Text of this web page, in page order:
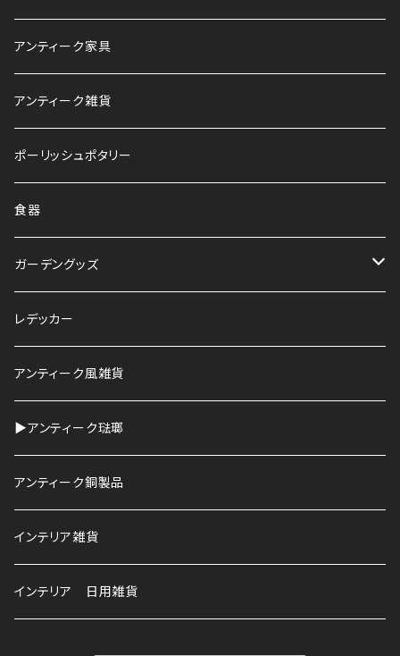
アンティーク家具
アンティーク雑貨
ポーリッシュポタリー
食器
ガーデングッズ
鉢
HAWS
レデッカー
アンティーク風雑貨
▶︎アンティーク琺瑯
アンティーク銅製品
インテリア雑貨
インテリア 日用雑貨